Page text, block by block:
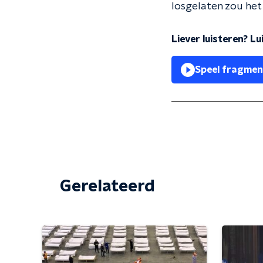
losgelaten zou het
Liever luisteren?
Speel
Gerelateerd